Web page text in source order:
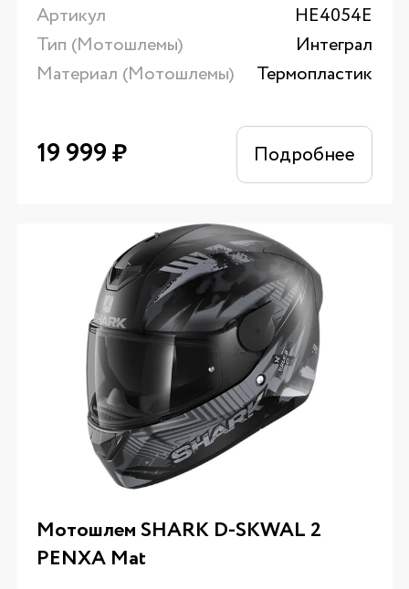
Артикул
HE4054E
Тип (Мотошлемы)
Интеграл
Материал (Мотошлемы)
Термопластик
19 999₽ Подробнее
Мотошлем SHARK D-SKWAL 2
PENXA Mat